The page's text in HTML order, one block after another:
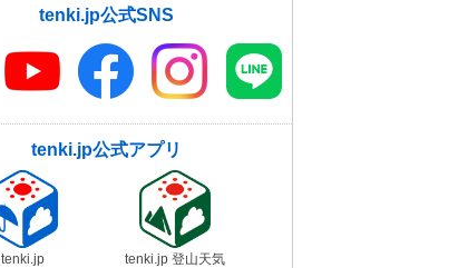
tenki.jp公式SNS
tenki.jp公式アプリ
tenki.jp tenki.jp 登山天気